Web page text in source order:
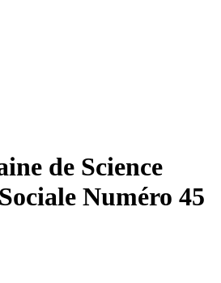
de Science
Numéro 45